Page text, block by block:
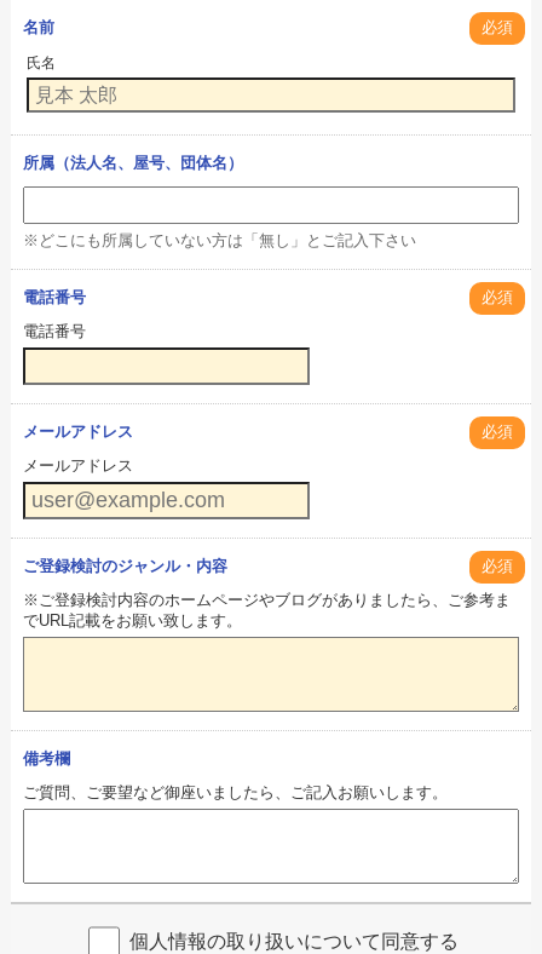
名前 必須
氏名
所属（法人名、屋号、団体名）
※どこにも所属していない方は「無し」とご記入下さい
電話番号
必須
電話番号
メールアドレス
必須
メールアドレス
ご登録検討のジャンル・内容
必須
※ご登録検討内容のホームページやブログがありましたら、ご参考ま
でURL記載をお願い致します。
備考欄
ご質問、ご要望など御座いましたら、ご記入お願いします。
個人情報の取り扱いについて同意する